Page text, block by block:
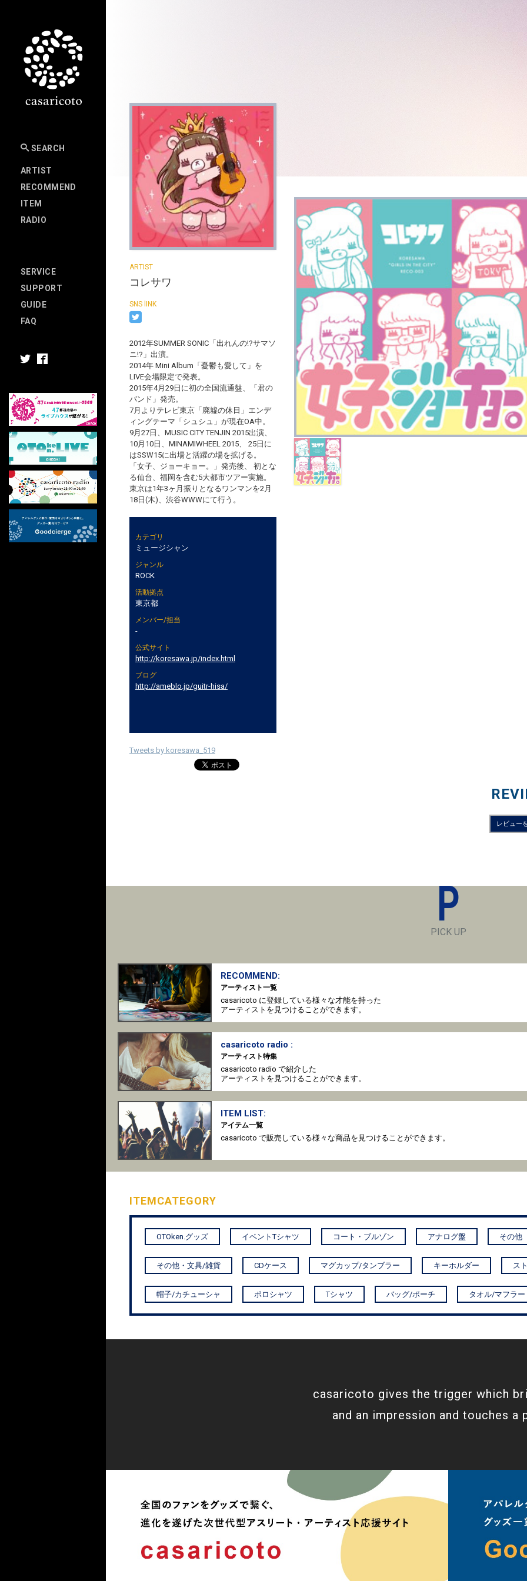
SEARCH
ARTIST
RECOMMEND
ITEM
RADIO
SERVICE
SUPPORT
GUIDE
FAQ
コレサワ
2012年SUMMER SONIC「出れんの!?サマソ
ニ!?」出演。
2014年 Mini Album「憂鬱も愛して」を
LIVE会場限定で発表。
2015年4月29日に初の全国流通盤、「君の
バンド」発売。
7月よりテレビ東京「廃墟の休日」エンデ
ィングテーマ「シュシュ」が現在OA中。
9月27日、MUSIC CITY TENJIN 2015出演、
10月10日、MINAMIWHEEL 2015、 25日に
はSSW15に出場と活躍の場を拡げる。
「女子、ジョーキョー。」発売後、 初とな
る仙台、福岡を含む5大都市ツアー実施。
東京は1年3ヶ月振りとなるワンマンを2月
18日(木)、渋谷WWWにて行う。
カテゴリ
ミュージシャン
ジャンル
ROCK
活動拠点
東京都
メンバー/担当
-
公式サイト
http://koresawa.jp/index.html
ブログ
http://ameblo.jp/guitr-hisa/
Tweets by koresawa_519
レビュー
P
PICK UP
RECOMMEND:
アーティスト一覧
casaricoto に登録している様々な才能を持った
アーティストを見つけることができます。
casaricoto radio :
アーティスト特集
casaricoto radio で紹介した
アーティストを見つけることができます。
ITEM LIST:
アイテム一覧
casaricoto で販売している様々な商品を見つけることができます。
ITEMCATEGORY
OTOken.グッズ イベントTシャツ コート・ブルゾン アナログ盤 その他
その他・文具/雑貨 CDケース マグカップ/タンブラー キーホルダー ス
帽子/カチューシャ ポロシャツ Tシャツ バッグ/ポーチ タオル/マフラー
casaricoto gives the trigger which
and an impression and touches a